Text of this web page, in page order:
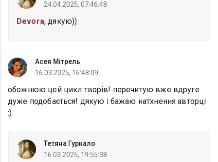
24.04.2025, 07:46:48
Devora, дякую))
Асея Мітрель
16.03.2025, 16:48:09
обожнюю цей цикл творів! перечитую вже вдруге.
дуже подобається! дякую і бажаю натхнення авторці
:)
Тетяна Гуркало
16.03.2025, 19:55:38